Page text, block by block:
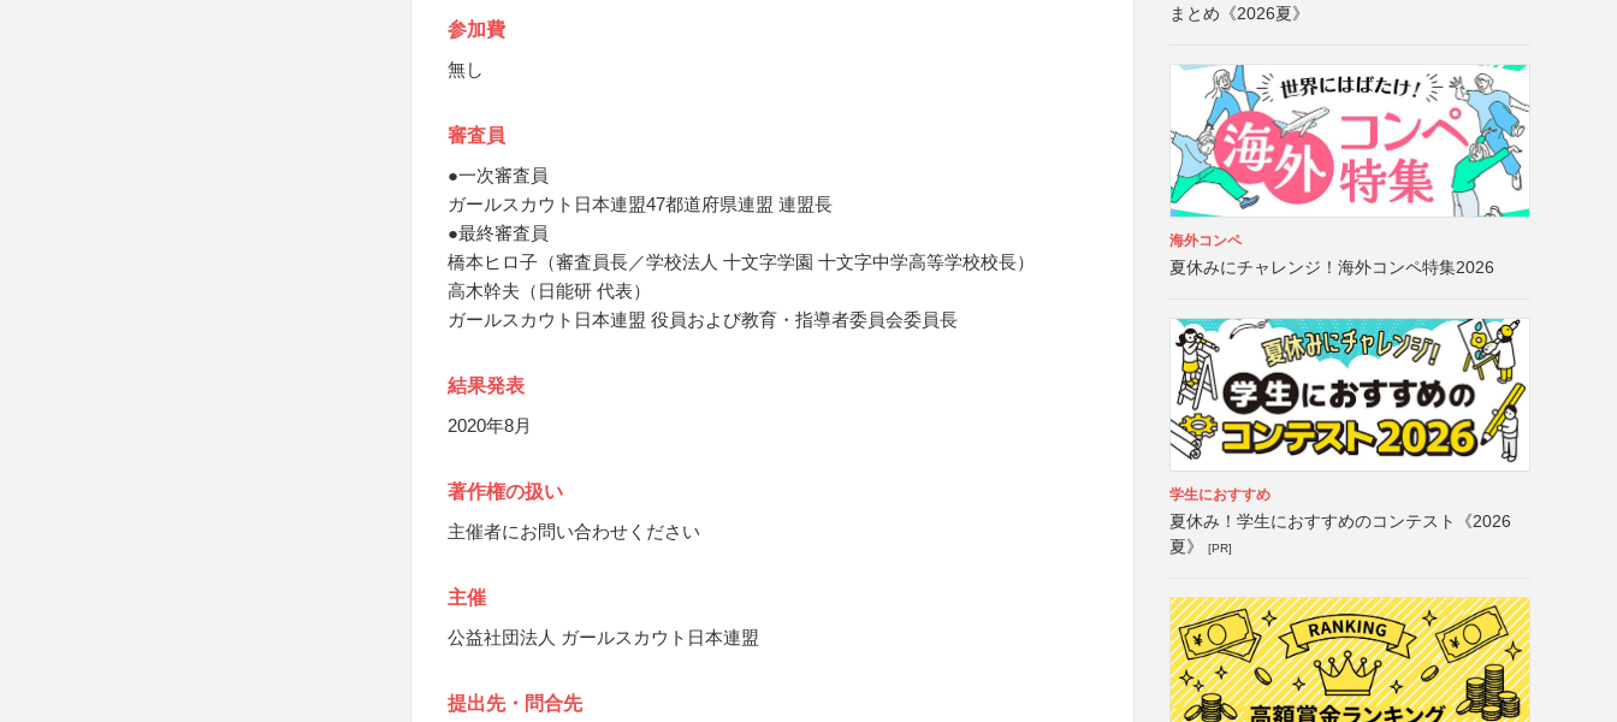
参加費
無し
審査員
●一次審査員
ガールスカウト日本連盟47都道府県連盟 連盟長
●最終審査員
橋本ヒロ子（審査員長／学校法人 十文字学園 十文字中学高等学校校長）
高木幹夫（日能研 代表）
ガールスカウト日本連盟 役員および教育・指導者委員会委員長
結果発表
2020年8月
著作権の扱い
主催者にお問い合わせください
主催
公益社団法人 ガールスカウト日本連盟
提出先・問合先
まとめ《2026夏》
海外コンペ
夏休みにチャレンジ！海外コンペ特集2026
学生におすすめ
夏休み！学生におすすめのコンテスト《2026
夏》
[PR]